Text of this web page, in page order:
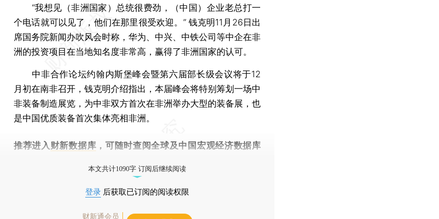
“我想见（非洲国家）总统很费劲，（中国）企业老总打一
个电话就可以见了，他们在那里很受欢迎。” 钱克明11月26日出
席国务院新闻办吹风会时称，华为、中兴、中铁公司等中企在非
洲的投资项目在当地知名度非常高，赢得了非洲国家的认可。
中非合作论坛约翰内斯堡峰会暨第六届部长级会议将于12
月初在南非召开，钱克明介绍指出，本届峰会将特别筹划一场中
非装备制造展览，为中非双方首次在非洲举办大型的装备展，也
是中国优质装备首次集体亮相非洲。
推荐进入 财新数据库 ，可随时查阅全球及中国宏观经济数据库
本文共计1090字 订阅后继续阅读
登录 后获取已订阅的阅读权限
财新通会员